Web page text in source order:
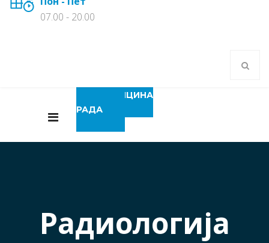
07.00 - 20.00
МЕДИЦИНА
РАДА
Радиологија